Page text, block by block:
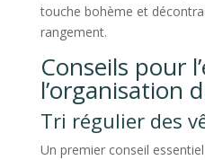
touche bohème et
rangement.
Conseils pour
l’organisation
Tri régulier des
Un premier conseil